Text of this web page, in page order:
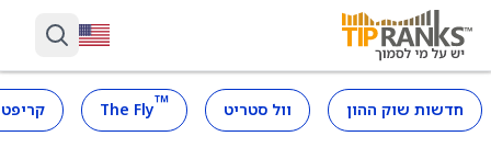
חדשות שוק ההון וול סטריט ™
The Fly